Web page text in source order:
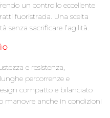
un controllo eccellente
fuoristrada. Una scelta
senza sacrificare l’agilità.
e resistenza,
percorrenze e
compatto e bilanciato
manovre anche in condizioni